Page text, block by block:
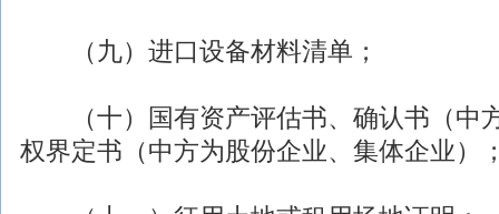
（九）进口设备材料清单；
（十）国有资产评估书、确认书（中
权界定书（中方为股份企业、集体企业）